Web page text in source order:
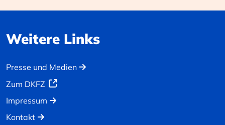
Weitere Links
Presse und Medien
Zum DKFZ
Impressum
Kontakt